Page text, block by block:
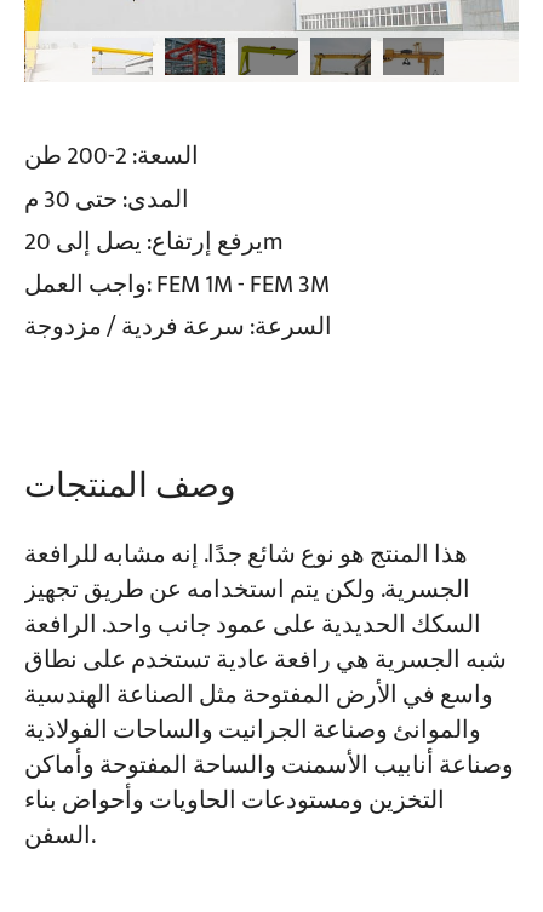
المدونات
أخبار
التطبيقات
معلومات عنا
اتصل بنا
السعة: 2-200 طن
المدى: حتى 30 م
يرفع إرتفاع: يصل إلى 20m
واجب العمل: FEM 1M - FEM 3M
السرعة: سرعة فردية / مزدوجة
وصف المنتجات
هذا المنتج هو نوع شائع جدًا. إنه مشابه للرافعة
الجسرية. ولكن يتم استخدامه عن طريق تجهيز
السكك الحديدية على عمود جانب واحد. الرافعة
شبه الجسرية هي رافعة عادية تستخدم على نطاق
واسع في الأرض المفتوحة مثل الصناعة الهندسية
والموانئ وصناعة الجرانيت والساحات الفولاذية
وصناعة أنابيب الأسمنت والساحة المفتوحة وأماكن
التخزين ومستودعات الحاويات وأحواض بناء
السفن.